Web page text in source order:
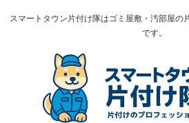
スマートタウン片付け隊はゴミ屋敷・汚部屋の
です。